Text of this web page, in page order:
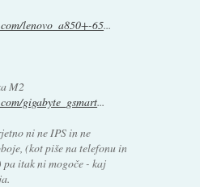
lenovo_a850+-65...
M2
gigabyte_gsmart...
ni ne IPS in ne
(kot piše na telefonu in
pa itak ni mogoče - kaj